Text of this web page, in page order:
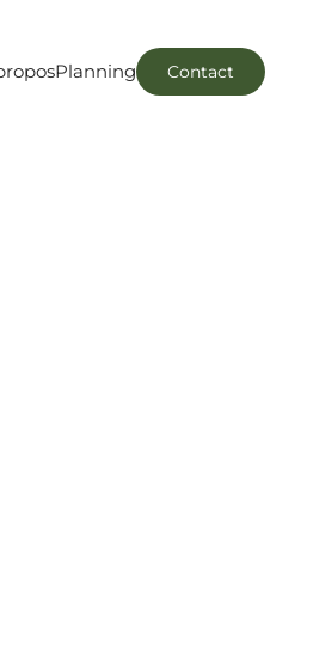
Planning Contact